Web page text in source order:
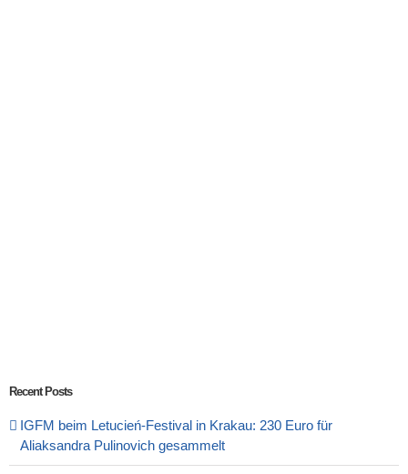
Recent Posts
IGFM beim Letucień-Festival in Krakau: 230 Euro für
Aliaksandra Pulinovich gesammelt